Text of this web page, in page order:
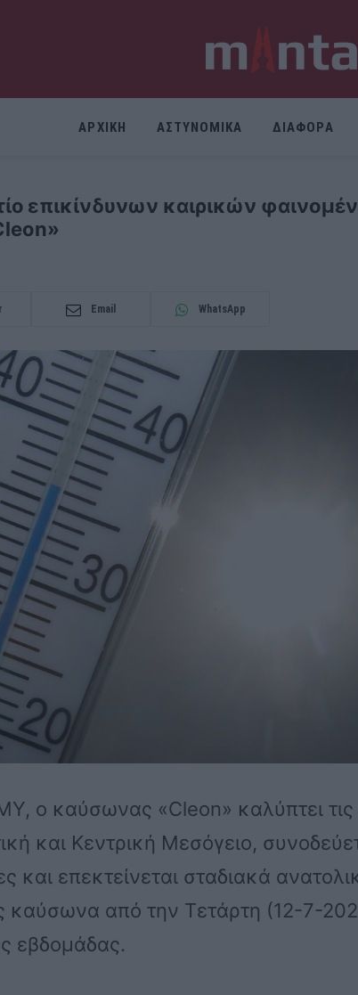
ΑΡΧΙΚΗ ΑΣΤΥΝΟΜΙΚΑ ΔΙΑΦΟΡΑ
επικίνδυνων καιρικών
Email WhatsApp
ο καύσωνας «Cleon» καλύπτει τις
και Κεντρική Μεσόγειο,
και επεκτείνεται σταδιακά
καύσωνα από την Τετάρτη (12-7-
εβδομάδας.